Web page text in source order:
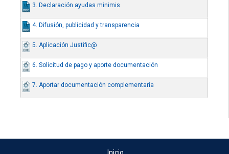
3. Declaración ayudas minimis
4. Difusión, publicidad y transparencia
5. Aplicación Justific@
6. Solicitud de pago y aporte documentación
7. Aportar documentación complementaria